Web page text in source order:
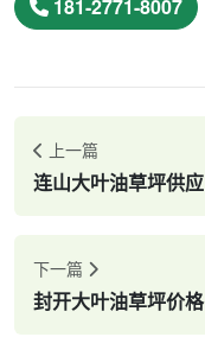
181-2771-8007
上一篇
连山大叶油草坪供应
下一篇
封开大叶油草坪价格